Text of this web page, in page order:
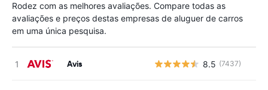
Rodez com as melhores avaliações. Compare todas as
avaliações e preços destas empresas de aluguer de carros
em uma única pesquisa.
Avis 8.5 (7437)